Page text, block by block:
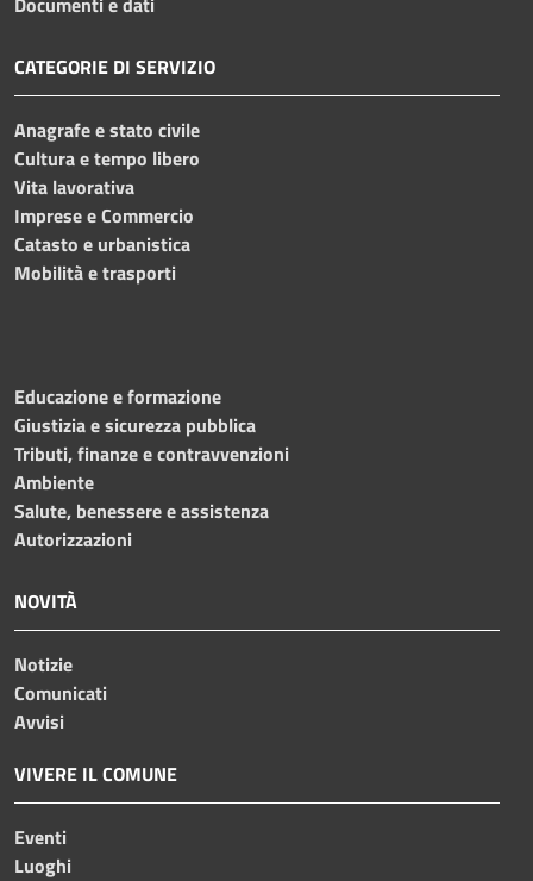
CATEGORIE DI SERVIZIO
Anagrafe e stato civile
Cultura e tempo libero
Vita lavorativa
Imprese e Commercio
Catasto e urbanistica
Mobilità e trasporti
Educazione e formazione
Giustizia e sicurezza pubblica
Tributi, finanze e contravvenzioni
Ambiente
Salute, benessere e assistenza
Autorizzazioni
NOVITÀ
Notizie
Comunicati
Avvisi
VIVERE IL COMUNE
Eventi
Luoghi